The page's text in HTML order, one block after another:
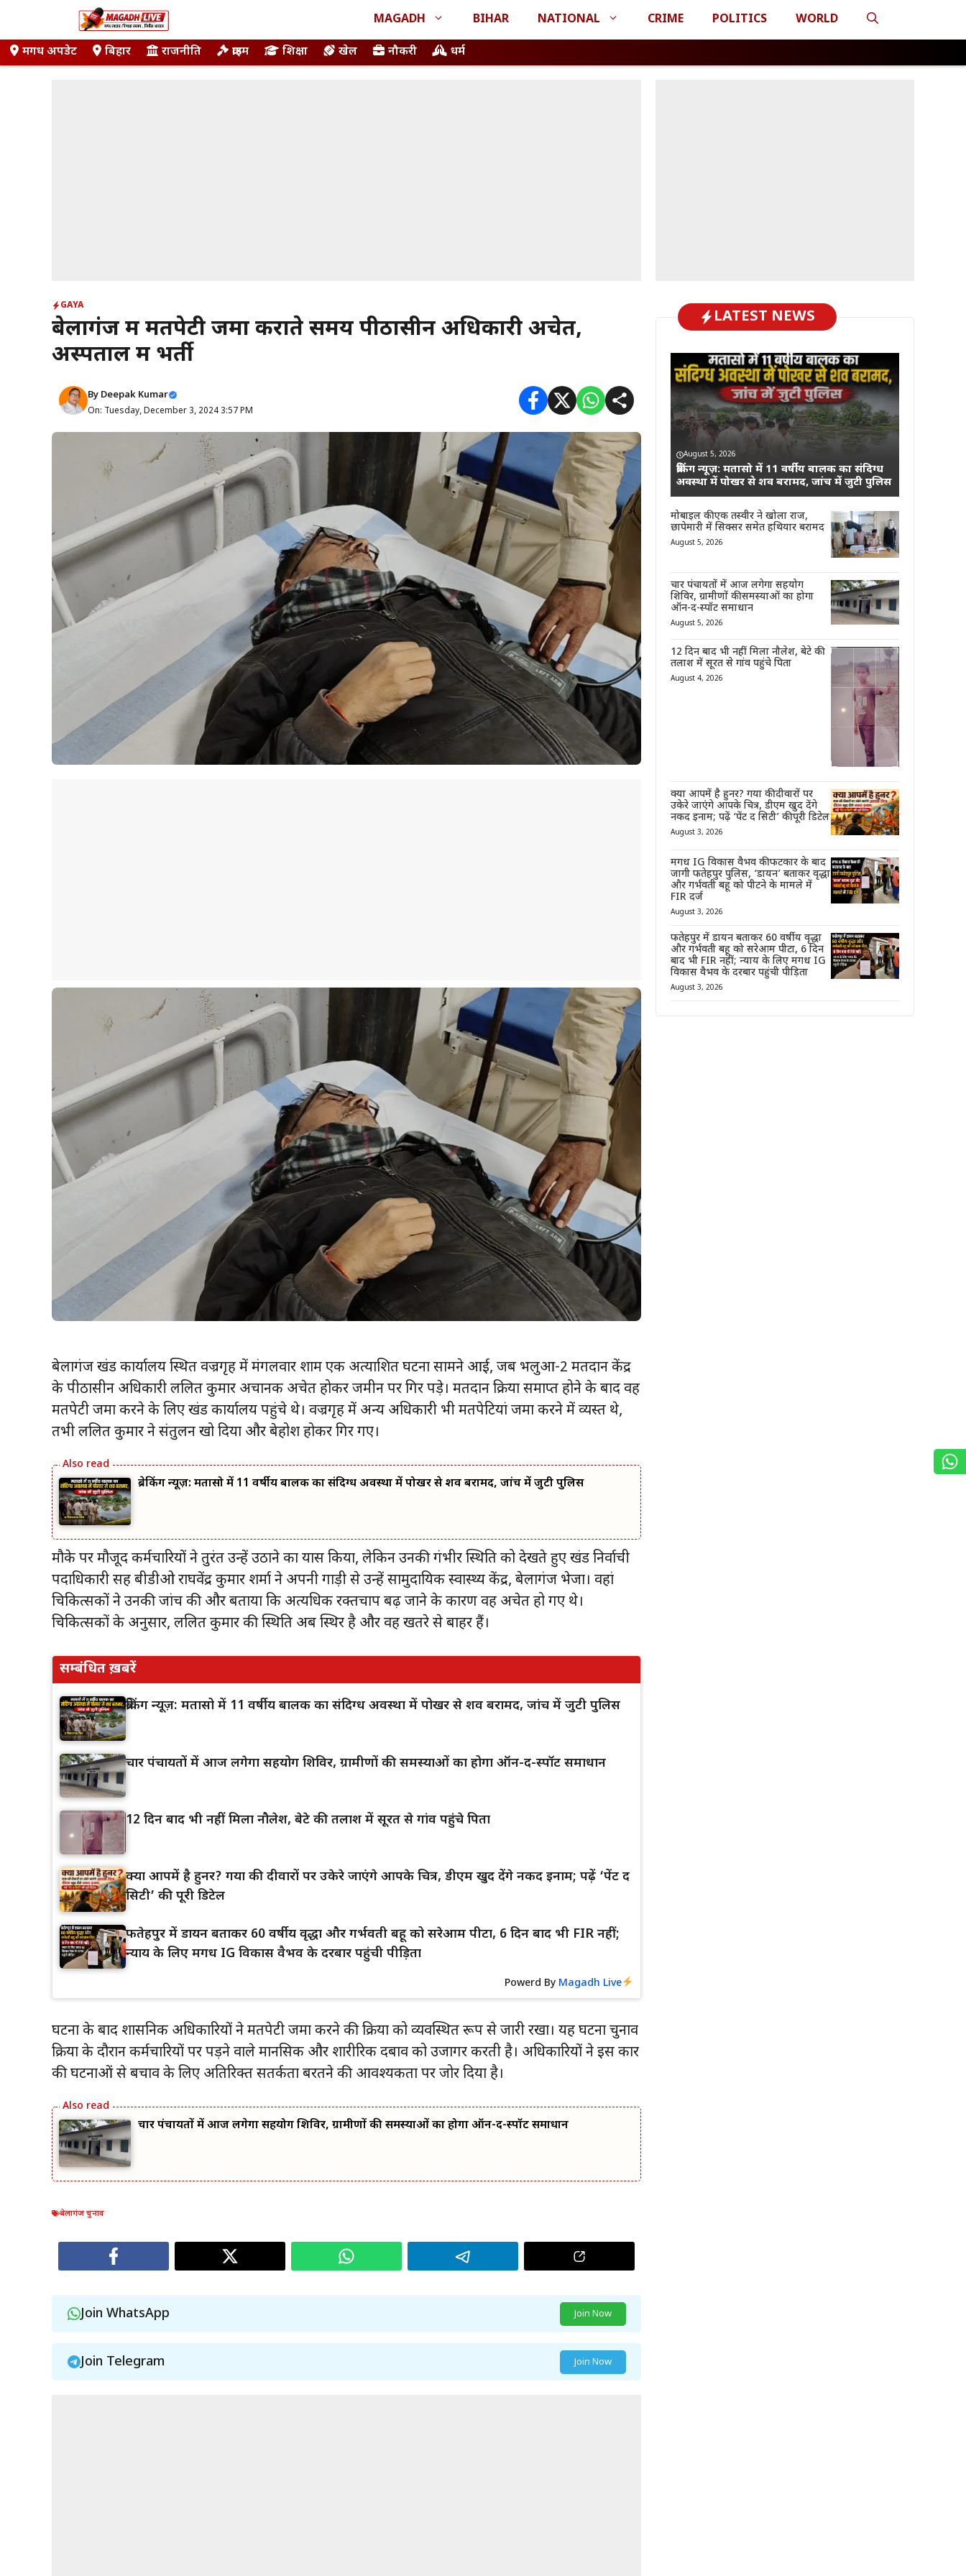
content
MAGADH BIHAR NATIONAL CRIME POLITICS WORLD
मगध अपडेट बिहार राजनीति क्राइम शिक्षा खेल नौकरी धर्म
GAYA
बेलागंज में मतपेटी जमा कराते समय पीठासीन अधिकारी अचेत,
अस्पताल में भर्ती
By Deepak Kumar
On: Tuesday, December 3, 2024 3:57 PM
बेलागंज प्रखंड कार्यालय स्थित वज्रगृह में मंगलवार शाम एक अप्रत्याशित घटना सामने आई, जब भलुआ-2 मतदान केंद्र
के पीठासीन अधिकारी ललित कुमार अचानक अचेत होकर जमीन पर गिर पड़े। मतदान प्रक्रिया समाप्त होने के बाद वह
मतपेटी जमा करने के लिए प्रखंड कार्यालय पहुंचे थे। वज्रगृह में अन्य अधिकारी भी मतपेटियां जमा करने में व्यस्त थे,
तभी ललित कुमार ने संतुलन खो दिया और बेहोश होकर गिर गए।
ब्रेकिंग न्यूज़: मतासो में 11 वर्षीय बालक का संदिग्ध अवस्था में पोखर से शव बरामद, जांच में जुटी पुलिस
मौके पर मौजूद कर्मचारियों ने तुरंत उन्हें उठाने का प्रयास किया, लेकिन उनकी गंभीर स्थिति को देखते हुए प्रखंड निर्वाची
पदाधिकारी सह बीडीओ राघवेंद्र कुमार शर्मा ने अपनी गाड़ी से उन्हें सामुदायिक स्वास्थ्य केंद्र, बेलागंज भेजा। वहां
चिकित्सकों ने उनकी जांच की और बताया कि अत्यधिक रक्तचाप बढ़ जाने के कारण वह अचेत हो गए थे।
चिकित्सकों के अनुसार, ललित कुमार की स्थिति अब स्थिर है और वह खतरे से बाहर हैं।
सम्बंधित ख़बरें
ब्रेकिंग न्यूज़: मतासो में 11 वर्षीय बालक का संदिग्ध अवस्था में पोखर से शव बरामद, जांच में जुटी पुलिस
चार पंचायतों में आज लगेगा सहयोग शिविर, ग्रामीणों की समस्याओं का होगा ऑन-द-स्पॉट समाधान
12 दिन बाद भी नहीं मिला नौलेश, बेटे की तलाश में सूरत से गांव पहुंचे पिता
क्या आपमें है हुनर? गया की दीवारों पर उकेरे जाएंगे आपके चित्र, डीएम खुद देंगे नकद इनाम; पढ़ें ‘पेंट द
सिटी’ की पूरी डिटेल
फतेहपुर में डायन बताकर 60 वर्षीय वृद्धा और गर्भवती बहू को सरेआम पीटा, 6 दिन बाद भी FIR नहीं;
न्याय के लिए मगध IG विकास वैभव के दरबार पहुंची पीड़िता
Powerd By Magadh Live
घटना के बाद प्रशासनिक अधिकारियों ने मतपेटी जमा करने की प्रक्रिया को व्यवस्थित रूप से जारी रखा। यह घटना चुनाव
प्रक्रिया के दौरान कर्मचारियों पर पड़ने वाले मानसिक और शारीरिक दबाव को उजागर करती है। अधिकारियों ने इस प्रकार
की घटनाओं से बचाव के लिए अतिरिक्त सतर्कता बरतने की आवश्यकता पर जोर दिया है।
चार पंचायतों में आज लगेगा सहयोग शिविर, ग्रामीणों की समस्याओं का होगा ऑन-द-स्पॉट समाधान
बेलागंज चुनाव
Join WhatsApp Join Now
Join Telegram Join Now
LATEST NEWS
August 5, 2026
ब्रेकिंग न्यूज़: मतासो में 11 वर्षीय बालक का संदिग्ध
अवस्था में पोखर से शव बरामद, जांच में जुटी पुलिस
मोबाइल की एक तस्वीर ने खोला राज,
छापेमारी में सिक्सर समेत हथियार बरामद
August 5, 2026
चार पंचायतों में आज लगेगा सहयोग
शिविर, ग्रामीणों की समस्याओं का होगा
ऑन-द-स्पॉट समाधान
August 5, 2026
12 दिन बाद भी नहीं मिला नौलेश, बेटे की
तलाश में सूरत से गांव पहुंचे पिता
August 4, 2026
क्या आपमें है हुनर? गया की दीवारों पर
उकेरे जाएंगे आपके चित्र, डीएम खुद देंगे
नकद इनाम; पढ़ें ‘पेंट द सिटी’ की पूरी डिटेल
August 3, 2026
मगध IG विकास वैभव की फटकार के बाद
जागी फतेहपुर पुलिस, ‘डायन’ बताकर वृद्धा
और गर्भवती बहू को पीटने के मामले में
FIR दर्ज
August 3, 2026
फतेहपुर में डायन बताकर 60 वर्षीय वृद्धा
और गर्भवती बहू को सरेआम पीटा, 6 दिन
बाद भी FIR नहीं; न्याय के लिए मगध IG
विकास वैभव के दरबार पहुंची पीड़िता
August 3, 2026